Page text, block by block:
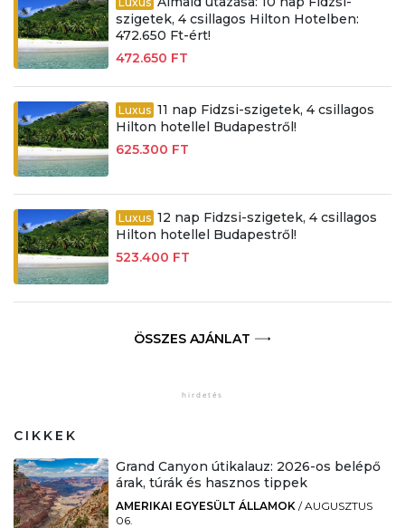
szigetek, 4 csillagos Hilton Hotelben:
472.650 Ft-ért!
472.650 FT
Luxus 11 nap Fidzsi-szigetek, 4 csillagos
Hilton hotellel Budapestről!
625.300 FT
Luxus 12 nap Fidzsi-szigetek, 4 csillagos
Hilton hotellel Budapestről!
523.400 FT
ÖSSZES AJÁNLAT
CIKKEK
Grand Canyon útikalauz: 2026-os belépő
árak, túrák és hasznos tippek
AMERIKAI EGYESÜLT ÁLLAMOK /AUGUSZTUS
06.